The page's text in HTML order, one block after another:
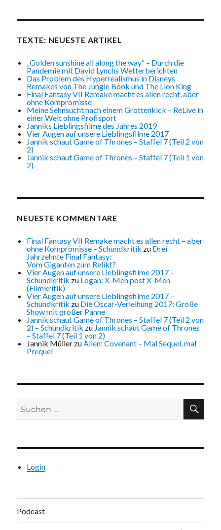
TEXTE: NEUESTE ARTIKEL
„Golden sunshine all along the way“ – Durch die
Pandemie mit David Lynchs Wetterberichten
Das Problem des Hyperrealismus in Disneys
Remakes von The Jungle Book und The Lion King
Final Fantasy VII Remake macht es allen recht, aber
ohne Kompromisse
Meine Sehnsucht nach einem Grottenkick – ReLive in
einer Welt ohne Profisport
Janniks Lieblingsfilme des Jahres 2019
Vier Augen auf unsere Lieblingsfilme 2017
Jannik schaut Game of Thrones – Staffel 7 (Teil 2 von
2)
Jannik schaut Game of Thrones – Staffel 7 (Teil 1 von
2)
NEUESTE KOMMENTARE
Final Fantasy VII Remake macht es allen recht – aber
ohne Kompromisse – Schundkritik zu Drei
Jahrzehnte Final Fantasy:
Vom Giganten zum Relikt?
Vier Augen auf unsere Lieblingsfilme 2017 –
Schundkritik zu Logan: X-Men post X-Men
(Filmkritik)
Vier Augen auf unsere Lieblingsfilme 2017 –
Schundkritik zu Die Oscar-Verleihung 2017: Große
Show mit großer Panne
Jannik schaut Game of Thrones – Staffel 7 (Teil 2 von
2) – Schundkritik zu Jannik schaut Game of Thrones
– Staffel 7 (Teil 1 von 2)
Jannik Müller zuAlien: Covenant – Mal Sequel, mal
Prequel
Suchen
nach:
Login
Podcast